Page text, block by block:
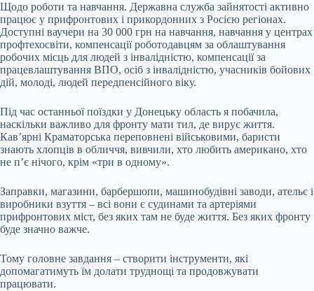
Щодо роботи та навчання. Державна служба зайнятості активно
працює у прифронтових і прикордонних з Росією регіонах.
Доступні ваучери на 30 000 грн на навчання, навчання у центрах
профтехосвіти, компенсації роботодавцям за облаштування
робочих місць для людей з інвалідністю, компенсації за
працевлаштування ВПО, осіб з інвалідністю, учасників бойових
дій, молоді, людей передпенсійного віку.
Під час останньої поїздки у Донецьку область я побачила,
наскільки важливо для фронту мати тил, де вирує життя.
Кав’ярні Краматорська переповнені військовими, баристи
знають хлопців в обличчя, вивчили, хто любить американо, хто
не п’є нічого, крім «три в одному».
Заправки, магазини, барбершопи, машинобудівні заводи, ательє і
виробники взуття – всі вони є судинами та артеріями
прифронтових міст, без яких там не буде життя. Без яких фронту
буде значно важче.
Тому головне завдання – створити інструменти, які
допомагатимуть їм долати труднощі та продовжувати
працювати.